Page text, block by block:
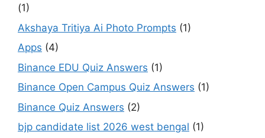
(1)
Akshaya Tritiya Ai Photo Prompts (1)
Apps (4)
Binance EDU Quiz Answers (1)
Binance Open Campus Quiz Answers (1)
Binance Quiz Answers (2)
bjp candidate list 2026 west bengal (1)